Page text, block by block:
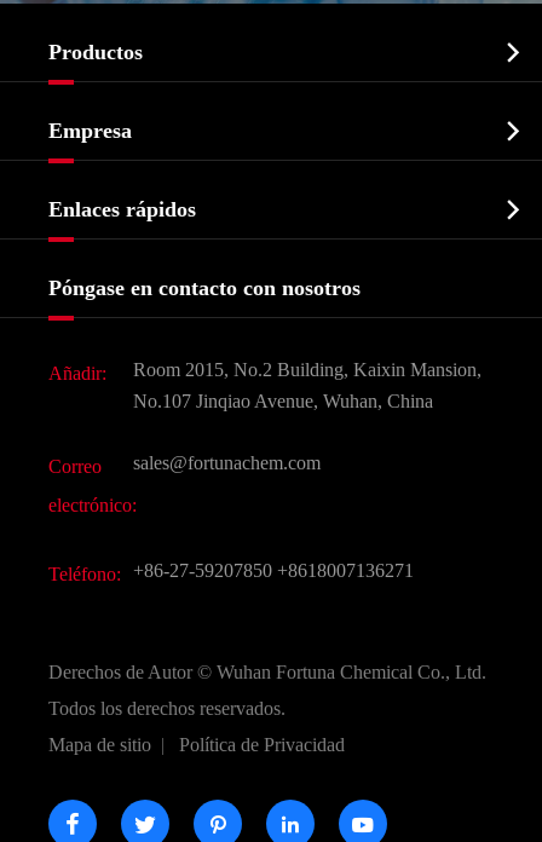
Productos 
Bioquímico
Agroquímicos e intermedios
Ingredientes Cosméticos
Sabores y fragancias
CAS químico
Todos los productos químicos finos
Empresa 
Historia de la empresa
Enlaces rápidos 
Preguntas frecuentes (FAQ)
Póngase en contacto con nosotros
Añadir:
Room 2015, No.2 Building, Kaixin Mansion,
No.107 Jinqiao Avenue, Wuhan, China
Correo
electrónico:
sales@fortunachem.com
Teléfono: +86-27-59207850 +8618007136271
Derechos de Autor © Wuhan Fortuna Chemical Co., Ltd.
Todos los derechos reservados.
Mapa de sitio | Política de Privacidad
    